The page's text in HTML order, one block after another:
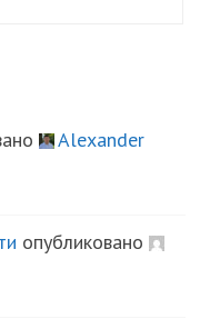
Alexander
опубликовано